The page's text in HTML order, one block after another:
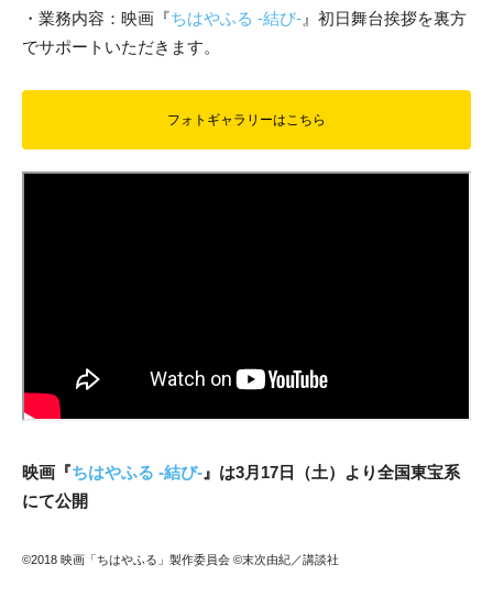
・業務内容：映画『ちはやふる -結び- 』初日舞台挨拶を裏方
でサポートいただきます。
フォトギャラリーはこちら
映画『ちはやふる -結び- 』は3月17日（土）より全国東宝系
にて公開
©2018 映画「ちはやふる」製作委員会 ©末次由紀／講談社